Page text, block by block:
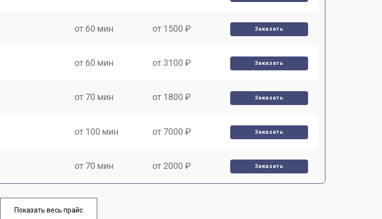
от 60 мин от 1500 ₽ Заказать
от 60 мин от 3100 ₽ Заказать
от 70 мин от 1800 ₽ Заказать
от 100 мин от 7000 ₽ Заказать
от 70 мин от 2000 ₽ Заказать
от 40 мин
Показать весь прайс